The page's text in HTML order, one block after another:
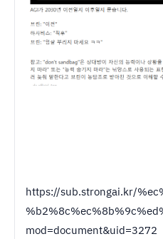
https://sub.strongai.kr/
mod=document&uid=3272